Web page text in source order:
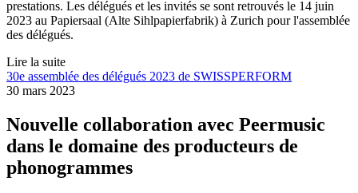
prestations. Les délégués et les invités se sont retrouvés le 14 juin
2023 au Papiersaal (Alte Sihlpapierfabrik) à Zurich pour l'assemblée
des délégués.
Lire la suite
30e assemblée des délégués 2023 de SWISSPERFORM
30 mars 2023
Nouvelle collaboration avec Peermusic
dans le domaine des producteurs de
phonogrammes